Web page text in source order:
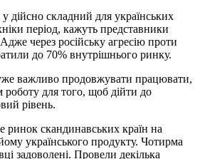
дійсно складний для українських
період, кажуть представники
через російську агресію проти
до 70% внутрішнього ринку.
важливо продовжувати працювати,
роботу для того, щоб дійти до
рівень.
ринок скандинавських країн на
українського продукту. Чотирма
задоволені. Провели декілька